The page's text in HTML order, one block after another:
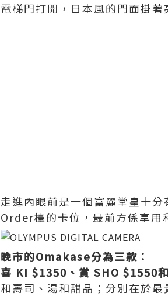
電梯門打開，日本風的門面掛著
走進內眼前是一個富麗堂皇十
Order檯的卡位，最前方係享用
晚市的Omakase分為三款：
喜 KI $1350、賞 SHO $1550
和壽司、湯和甜品；分別在於